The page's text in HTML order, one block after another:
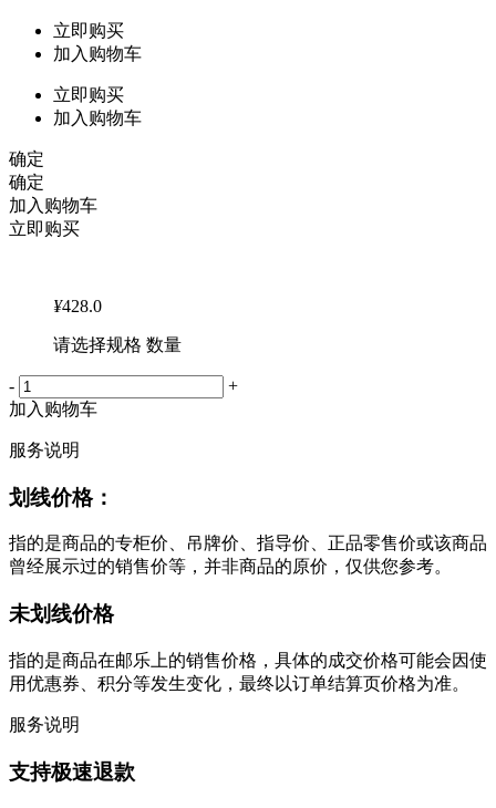
立即购买
加入购物车
立即购买
加入购物车
确定
确定
加入购物车
立即购买
¥428.0
请选择规格 数量
-
+
加入购物车
服务说明
划线价格：
指的是商品的专柜价、吊牌价、指导价、正品零售价或该商品
曾经展示过的销售价等，并非商品的原价，仅供您参考。
未划线价格
指的是商品在邮乐上的销售价格，具体的成交价格可能会因使
用优惠券、积分等发生变化，最终以订单结算页价格为准。
服务说明
支持极速退款